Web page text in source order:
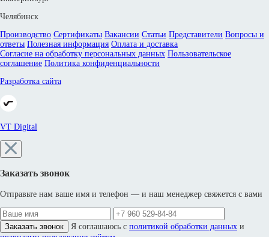
Челябинск
Производство Сертификаты Вакансии Статьи Представители Вопросы и
ответы Полезная информация Оплата и доставка
Согласие на обработку персональных данных Пользовательское
соглашение Политика конфиденциальности
Разработка сайта
VT Digital
Заказать звонок
Отправьте нам ваше имя и телефон — и наш менеджер свяжется с вами
Заказать звонок Я соглашаюсь с политикой обработки данных и